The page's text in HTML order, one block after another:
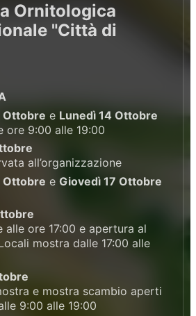
Ornitologica
"Città di
Ottobre e Lunedì 14 Ottobre
ore 9:00 alle 19:00
all’organizzazione
Ottobre e Giovedì 17 Ottobre
alle ore 17:00 e apertura al
mostra dalle 17:00 alle
e mostra scambio aperti
9:00 alle 19:00